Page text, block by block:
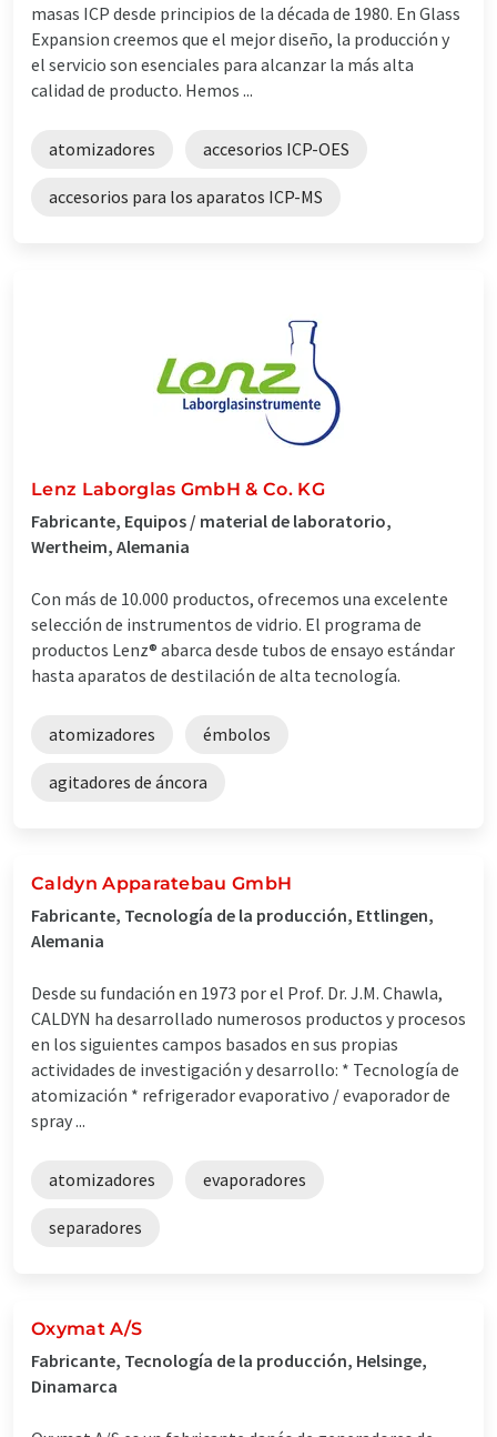
masas ICP desde principios de la década de 1980. En Glass
Expansion creemos que el mejor diseño, la producción y
el servicio son esenciales para alcanzar la más alta
calidad de producto. Hemos ...
atomizadores accesorios ICP-OES
accesorios para los aparatos ICP-MS
Lenz Laborglas GmbH & Co. KG
Fabricante, Equipos / material de laboratorio,
Wertheim, Alemania
Con más de 10.000 productos, ofrecemos una excelente
selección de instrumentos de vidrio. El programa de
productos Lenz® abarca desde tubos de ensayo estándar
hasta aparatos de destilación de alta tecnología.
atomizadores émbolos
agitadores de áncora
Caldyn Apparatebau GmbH
Fabricante, Tecnología de la producción, Ettlingen,
Alemania
Desde su fundación en 1973 por el Prof. Dr. J.M. Chawla,
CALDYN ha desarrollado numerosos productos y procesos
en los siguientes campos basados en sus propias
actividades de investigación y desarrollo: * Tecnología de
atomización * refrigerador evaporativo / evaporador de
spray ...
atomizadores evaporadores
separadores
Oxymat A/S
Fabricante, Tecnología de la producción, Helsinge,
Dinamarca